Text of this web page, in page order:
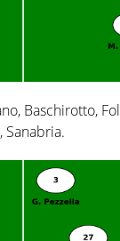
Baschirotto,
Sanabria.